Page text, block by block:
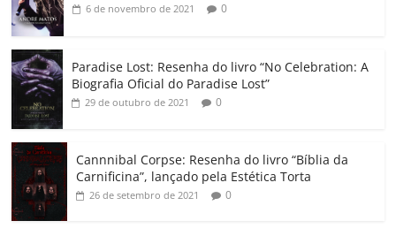
6 de novembro de 2021 0
Paradise Lost: Resenha do livro “No Celebration: A
Biografia Oficial do Paradise Lost”
29 de outubro de 2021 0
Cannnibal Corpse: Resenha do livro “Bíblia da
Carnificina”, lançado pela Estética Torta
26 de setembro de 2021 0